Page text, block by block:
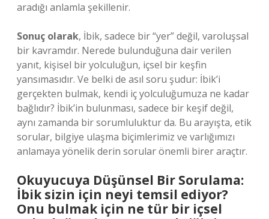
aradığı anlamla şekillenir.
Sonuç olarak, İbik, sadece bir “yer” değil, varoluşsal
bir kavramdır. Nerede bulunduğuna dair verilen
yanıt, kişisel bir yolculuğun, içsel bir keşfin
yansımasıdır. Ve belki de asıl soru şudur: İbik’i
gerçekten bulmak, kendi iç yolculuğumuza ne kadar
bağlıdır? İbik’in bulunması, sadece bir keşif değil,
aynı zamanda bir sorumluluktur da. Bu arayışta, etik
sorular, bilgiye ulaşma biçimlerimiz ve varlığımızı
anlamaya yönelik derin sorular önemli birer araçtır.
Okuyucuya Düşünsel Bir Sorulama:
İbik sizin için neyi temsil ediyor?
Onu bulmak için ne tür bir içsel